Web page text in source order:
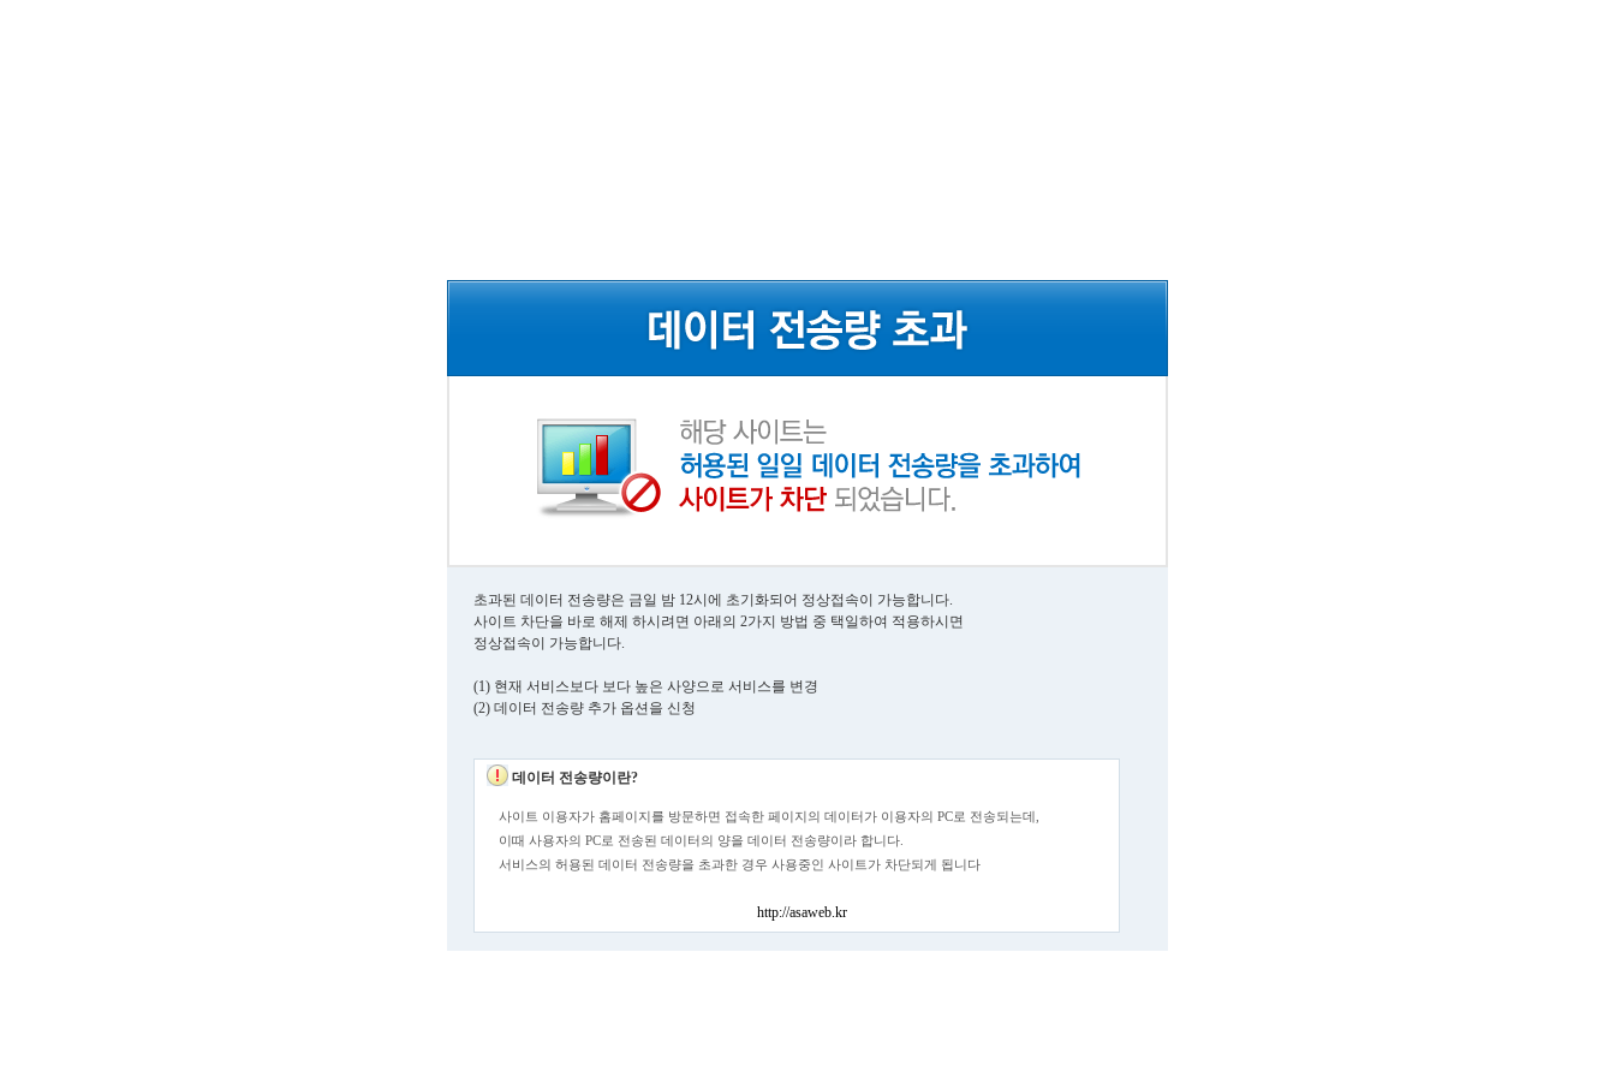
초과된 데이터 전송량은 금일 밤 12시에 초기화되어 정상접속이 가능합니다.
사이트 차단을 바로 해제 하시려면 아래의 2가지 방법 중 택일하여 적용하시면
정상접속이 가능합니다.
(1) 현재 서비스보다 보다 높은 사양으로 서비스를 변경
(2) 데이터 전송량 추가 옵션을 신청
데이터 전송량이란?
사이트 이용자가 홈페이지를 방문하면 접속한 페이지의 데이터가 이용자의 PC로 전송되는데,
이때 사용자의 PC로 전송된 데이터의 양을 데이터 전송량이라 합니다.
서비스의 허용된 데이터 전송량을 초과한 경우 사용중인 사이트가 차단되게 됩니다
http://asaweb.kr